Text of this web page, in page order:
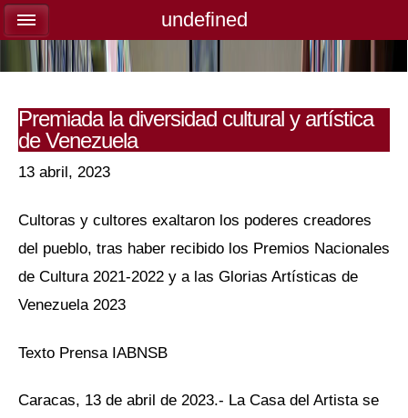
Premiada la diversidad cultural y artística
de Venezuela
13 abril, 2023
Cultoras y cultores exaltaron los poderes creadores
del pueblo, tras haber recibido los Premios Nacionales
de Cultura 2021-2022 y a las Glorias Artísticas de
Venezuela 2023
Texto Prensa IABNSB
Caracas, 13 de abril de 2023.- La Casa del Artista se
undefined
undefined